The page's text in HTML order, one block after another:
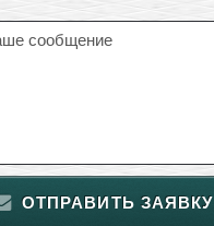
ОТПРАВИТЬ ЗАЯВКУ